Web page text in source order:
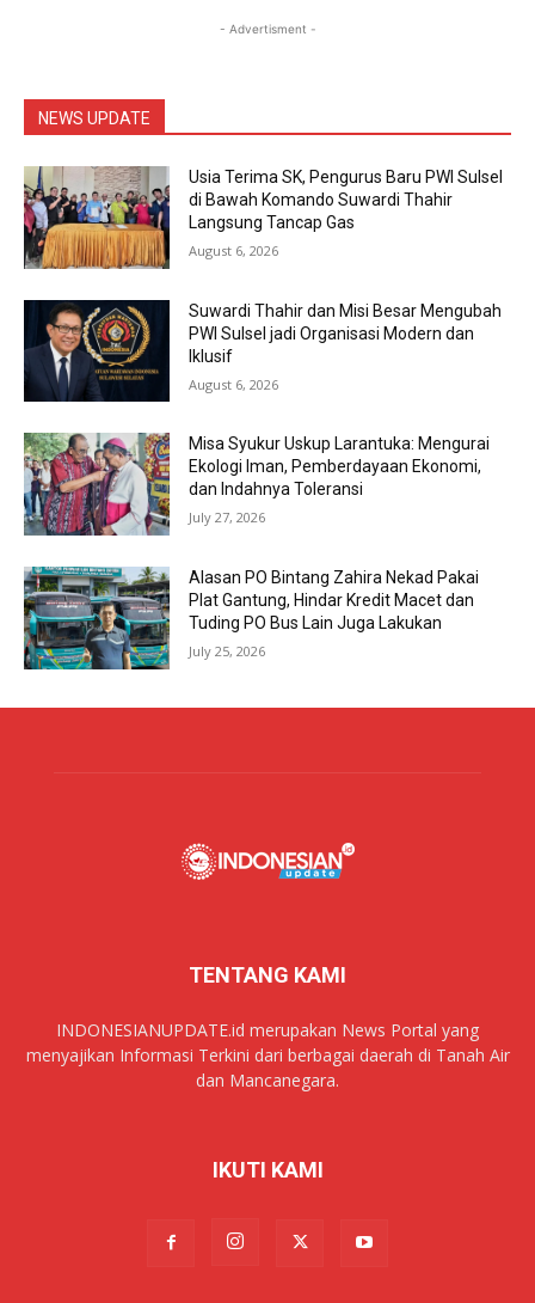
- Advertisment -
NEWS UPDATE
Usia Terima SK, Pengurus Baru PWI Sulsel
di Bawah Komando Suwardi Thahir
Langsung Tancap Gas
August 6, 2026
Suwardi Thahir dan Misi Besar Mengubah
PWI Sulsel jadi Organisasi Modern dan
Iklusif
August 6, 2026
Misa Syukur Uskup Larantuka: Mengurai
Ekologi Iman, Pemberdayaan Ekonomi,
dan Indahnya Toleransi
July 27, 2026
Alasan PO Bintang Zahira Nekad Pakai
Plat Gantung, Hindar Kredit Macet dan
Tuding PO Bus Lain Juga Lakukan
July 25, 2026
TENTANG KAMI
INDONESIANUPDATE.id merupakan News Portal yang
menyajikan Informasi Terkini dari berbagai daerah di Tanah Air
dan Mancanegara.
IKUTI KAMI